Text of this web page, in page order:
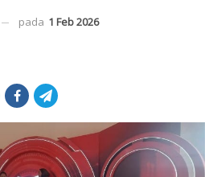
pada 1 Feb 2026